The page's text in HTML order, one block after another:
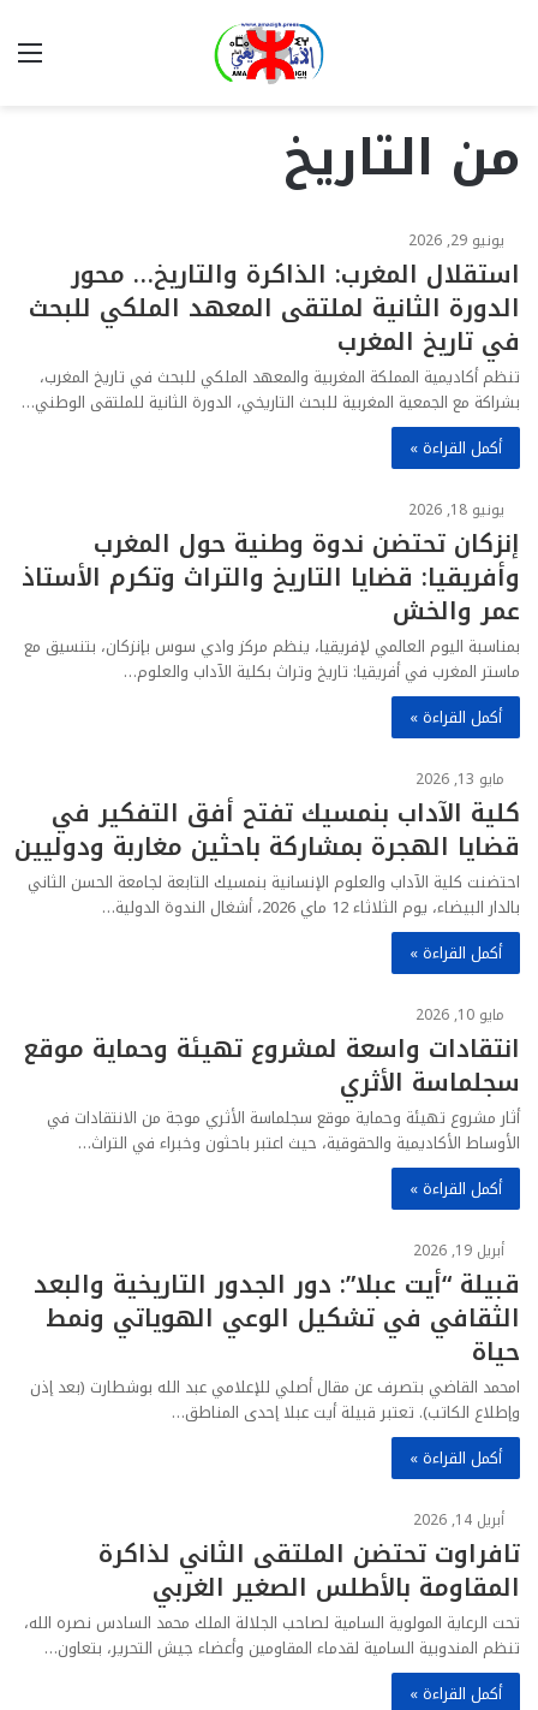
من التاريخ
يونيو 29, 2026
استقلال المغرب: الذاكرة والتاريخ… محور
الدورة الثانية لملتقى المعهد الملكي للبحث
في تاريخ المغرب
تنظم أكاديمية المملكة المغربية والمعهد الملكي للبحث في تاريخ المغرب،
بشراكة مع الجمعية المغربية للبحث التاريخي، الدورة الثانية للملتقى الوطني…
أكمل القراءة »
يونيو 18, 2026
إنزكان تحتضن ندوة وطنية حول المغرب
وأفريقيا: قضايا التاريخ والتراث وتكرم الأستاذ
عمر والخش
​بمناسبة اليوم العالمي لإفريقيا، ينظم مركز وادي سوس بإنزكان، بتنسيق مع
ماستر المغرب في أفريقيا: تاريخ وتراث بكلية الآداب والعلوم…
أكمل القراءة »
مايو 13, 2026
كلية الآداب بنمسيك تفتح أفق التفكير في
قضايا الهجرة بمشاركة باحثين مغاربة ودوليين
احتضنت كلية الآداب والعلوم الإنسانية بنمسيك التابعة لجامعة الحسن الثاني
بالدار البيضاء، يوم الثلاثاء 12 ماي 2026، أشغال الندوة الدولية…
أكمل القراءة »
مايو 10, 2026
انتقادات واسعة لمشروع تهيئة وحماية موقع
سجلماسة الأثري
أثار مشروع تهيئة وحماية موقع سجلماسة الأثري موجة من الانتقادات في
الأوساط الأكاديمية والحقوقية، حيث اعتبر باحثون وخبراء في التراث…
أكمل القراءة »
أبريل 19, 2026
قبيلة “أيت عبلا”: دور الجدور التاريخية والبعد
الثقافي في تشكيل الوعي الهوياتي ونمط
حياة
امحمد القاضي بتصرف عن مقال أصلي للإعلامي عبد الله بوشطارت (بعد إذن
وإطلاع الكاتب). تعتبر قبيلة أيت عبلا إحدى المناطق…
أكمل القراءة »
أبريل 14, 2026
تافراوت تحتضن الملتقى الثاني لذاكرة
المقاومة بالأطلس الصغير الغربي
تحت الرعاية المولوية السامية لصاحب الجلالة الملك محمد السادس نصره الله،
تنظم المندوبية السامية لقدماء المقاومين وأعضاء جيش التحرير، بتعاون…
أكمل القراءة »